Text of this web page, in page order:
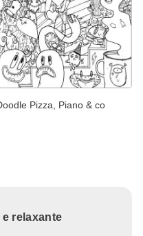
Pizza, Piano & co
relaxante